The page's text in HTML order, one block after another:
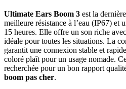
Ultimate Ears Boom 3 est la
meilleure résistance à l’eau (IP67) et
15 heures. Elle offre un son riche
idéale pour toutes les situations. La
garantit une connexion stable et
coloré plaît pour un usage nomade.
recherchée pour un bon rapport
boom pas cher.